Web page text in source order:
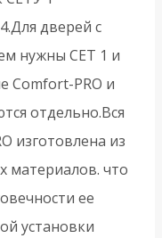
дверей с
нужны СЕТ 1 и
Comfort-PRO и
отдельно.Вся
изготовлена из
материалов. что
ее
установки